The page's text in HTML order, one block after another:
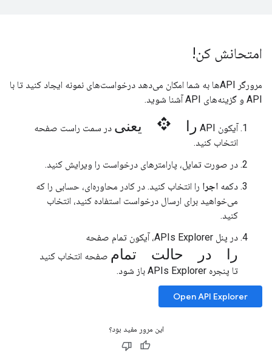
امتحانش کن!
مرورگر APIها به شما امکان می‌دهد درخواست‌های نمونه ایجاد کنید تا با
API و گزینه‌های API آشنا شوید.
آیکون API یعنی api را
در سمت راست صفحه
انتخاب کنید.
در صورت تمایل، پارامترهای درخواست را ویرایش کنید.
دکمه اجرا را انتخاب کنید. در کادر محاوره‌ای، حسابی را که
می‌خواهید برای ارسال درخواست استفاده کنید، انتخاب
کنید.
در پنل APIs Explorer، آیکون تمام صفحه
را در حالت تمام صفحه انتخاب کنید
تا پنجره APIs Explorer باز شود.
Open API Explorer
این مرور مفید بود؟